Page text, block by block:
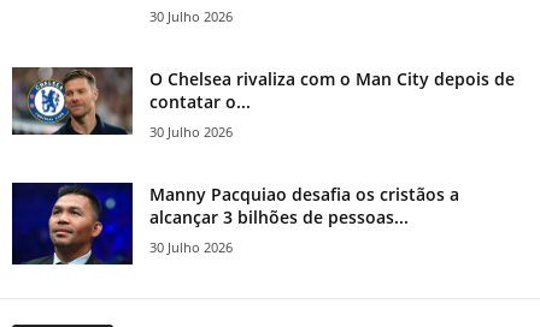
30 Julho 2026
O Chelsea rivaliza com o Man City depois de
contatar o...
30 Julho 2026
Manny Pacquiao desafia os cristãos a
alcançar 3 bilhões de pessoas...
30 Julho 2026